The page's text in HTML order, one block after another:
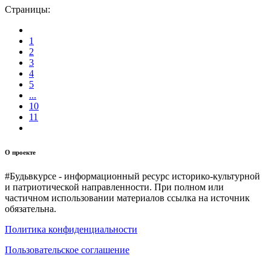
Страницы:
1
2
3
4
5
...
10
11
О проекте
#Будьвкурсе - информационный ресурс историко-культурной
и патриотической направленности. При полном или
частичном использовании материалов ссылка на источник
обязательна.
Политика конфиденциальности
Пользовательское соглашение